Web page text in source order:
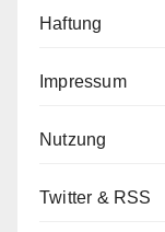
Haftung
Impressum
Nutzung
Twitter & RSS